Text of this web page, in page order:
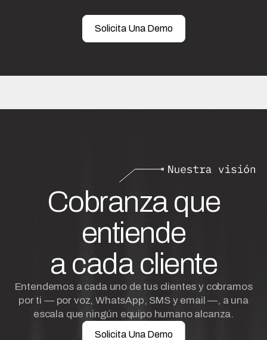
Solicita Una Demo
Cobranza que
entiende
a cada cliente
Entendemos a cada uno de tus clientes y cobramos
por ti — por voz, WhatsApp, SMS y email —, a una
escala que ningún equipo humano alcanza.
Solicita Una Demo